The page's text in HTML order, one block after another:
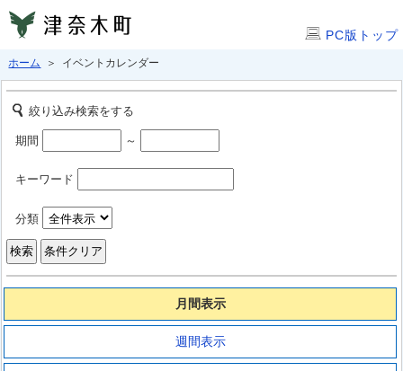
PC版トップ
ホーム ＞ イベントカレンダー
絞り込み検索をする
期間 ～
キーワード
分類
月間表示
週間表示